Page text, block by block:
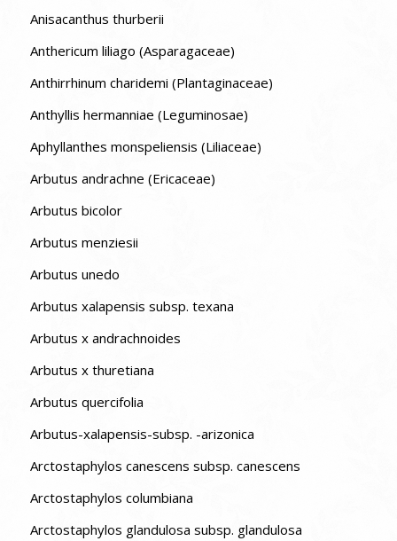
Anisacanthus thurberii
Anthericum liliago (Asparagaceae)
Anthirrhinum charidemi (Plantaginaceae)
Anthyllis hermanniae (Leguminosae)
Aphyllanthes monspeliensis (Liliaceae)
Arbutus andrachne (Ericaceae)
Arbutus bicolor
Arbutus menziesii
Arbutus unedo
Arbutus xalapensis subsp. texana
Arbutus x andrachnoides
Arbutus x thuretiana
Arbutus quercifolia
Arbutus-xalapensis-subsp. -arizonica
Arctostaphylos canescens subsp. canescens
Arctostaphylos columbiana
Arctostaphylos glandulosa subsp. glandulosa